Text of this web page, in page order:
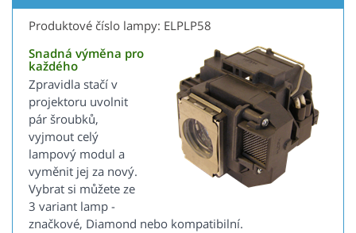
Produktové číslo lampy: ELPLP58
Snadná výměna pro
každého
Zpravidla stačí v
projektoru uvolnit
pár šroubků,
vyjmout celý
lampový modul a
vyměnit jej za nový.
Vybrat si můžete ze
3 variant lamp -
značkové, Diamond nebo kompatibilní.